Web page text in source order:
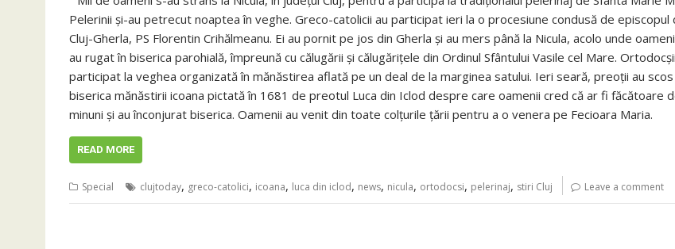
Pelerinii şi-au petrecut noaptea în veghe. Greco-catolicii au participat ieri la o procesiune condusă de episcopul
Cluj-Gherla, PS Florentin Crihălmeanu. Ei au pornit pe jos din Gherla şi au mers până la Nicula, acolo unde
au rugat în biserica parohială, împreună cu călugării şi călugăriţele din Ordinul Sfântului Vasile cel Mare.
participat la veghea organizată în mănăstirea aflată pe un deal de la marginea satului. Ieri seară, preoţii au scos
biserica mănăstirii icoana pictată în 1681 de preotul Luca din Iclod despre care oamenii cred că ar fi făcătoare
minuni şi au înconjurat biserica. Oamenii au venit din toate colţurile ţării pentru a o venera pe Fecioara Maria.
READ MORE
Special clujtoday, greco-catolici, icoana, luca din iclod, news, nicula, ortodocsi, pelerinaj, stiri Cluj Leave a comment